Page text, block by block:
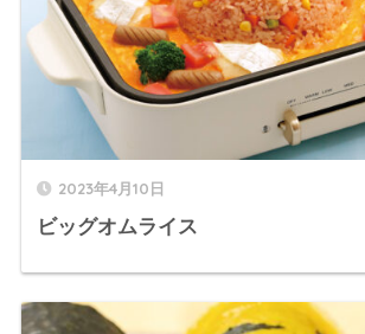
2023年4月10日
ビッグオムライス